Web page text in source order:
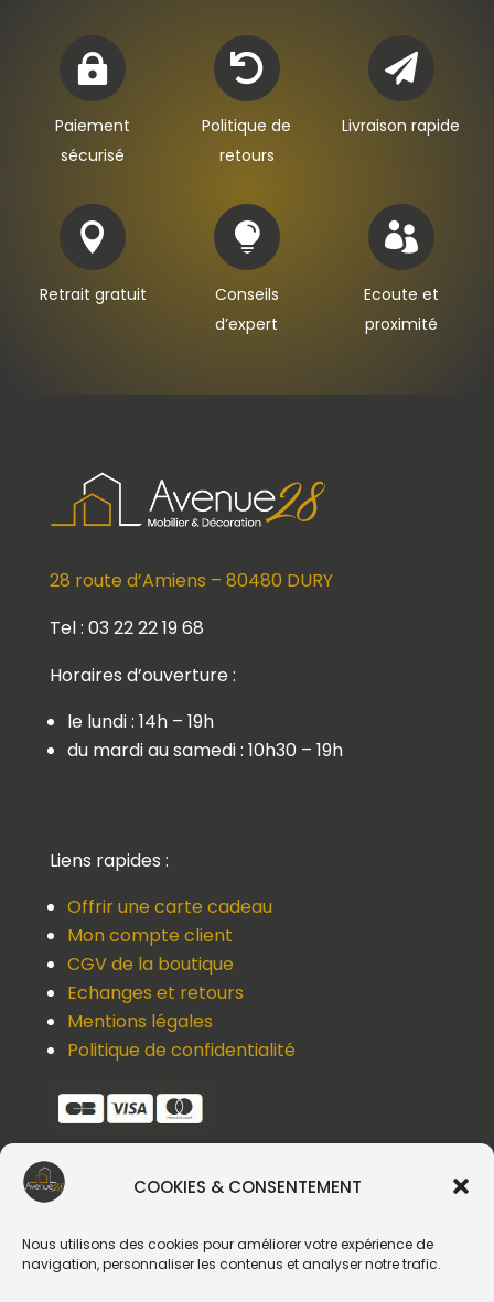
COOKIES & CONSENTEMENT
Nous utilisons des cookies pour améliorer votre expérience de
navigation, personnaliser les contenus et analyser notre trafic.

Paiement
sécurisé

Politique de
retours

Livraison rapide

Retrait gratuit

Conseils
d’expert

Ecoute et
proximité
28 route d’Amiens – 80480 DURY
Tel : 03 22 22 19 68
Horaires d’ouverture :
le lundi : 14h – 19h
du mardi au samedi : 10h30 – 19h
Liens rapides :
Offrir une carte cadeau
Mon compte client
CGV de la boutique
Echanges et retours
Mentions légales
Politique de confidentialité
Une question, un devis, un souci ?
Contactez-nous !